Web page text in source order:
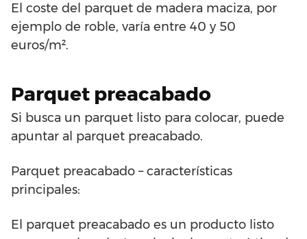
El coste del parquet de madera maciza, por
ejemplo de roble, varía entre 40 y 50
euros/m².
Parquet preacabado
Si busca un parquet listo para colocar, puede
apuntar al parquet preacabado.
Parquet preacabado – características
principales:
El parquet preacabado es un producto listo